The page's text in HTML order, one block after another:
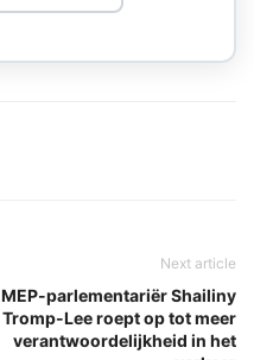
Next article
MEP-parlementariër Shailiny
Tromp-Lee roept op tot meer
verantwoordelijkheid in het